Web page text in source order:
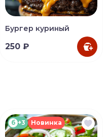
Бургер куриный
250 ₽
б +3 Новинка